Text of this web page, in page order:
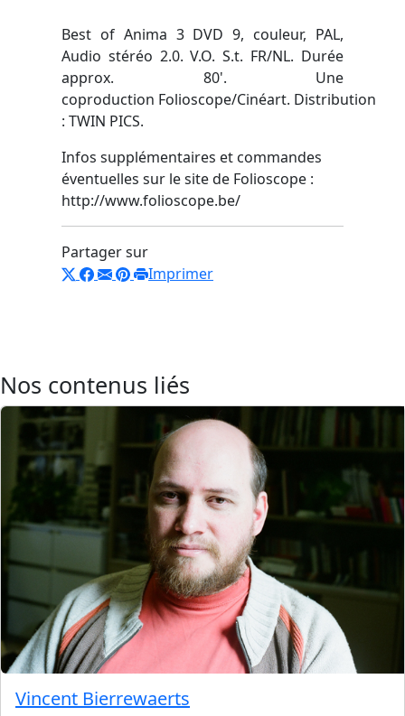
Best of Anima 3 DVD 9, couleur, PAL,
Audio stéréo 2.0. V.O. S.t. FR/NL. Durée
approx. 80'. Une
coproduction Folioscope/Cinéart. Distribution
: TWIN PICS.
Infos supplémentaires et commandes
éventuelles sur le site de Folioscope :
http://www.folioscope.be/
Partager sur
Imprimer
Nos contenus liés
Vincent Bierrewaerts